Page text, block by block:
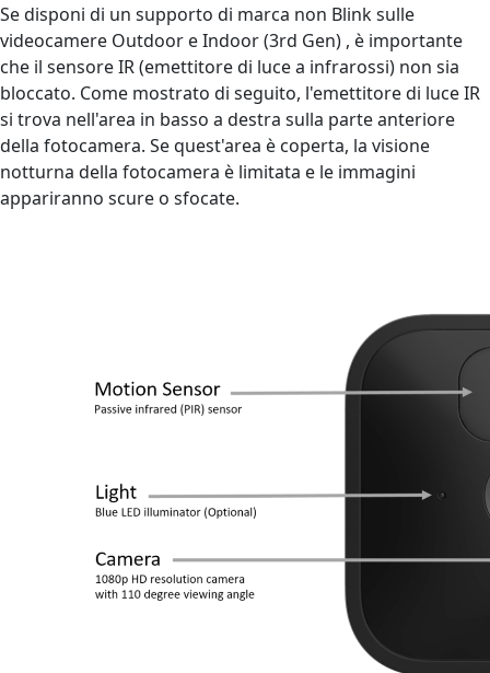
Se disponi di un supporto di marca non Blink sulle
videocamere Outdoor e Indoor (3rd Gen) , è importante
che il sensore IR (emettitore di luce a infrarossi) non sia
bloccato. Come mostrato di seguito, l'emettitore di luce IR
si trova nell'area in basso a destra sulla parte anteriore
della fotocamera. Se quest'area è coperta, la visione
notturna della fotocamera è limitata e le immagini
appariranno scure o sfocate.